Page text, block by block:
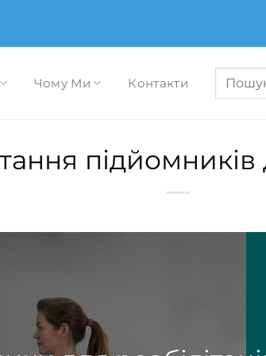
Чому Ми Контакти Шукати:
підйомників